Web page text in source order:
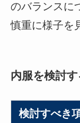
のバランスに
慎重に様子を
内服を検討
検討すべき